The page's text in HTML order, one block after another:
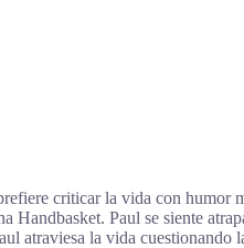
criticar la vida con humor
Handbasket. Paul se siente
atraviesa la vida cuestionando